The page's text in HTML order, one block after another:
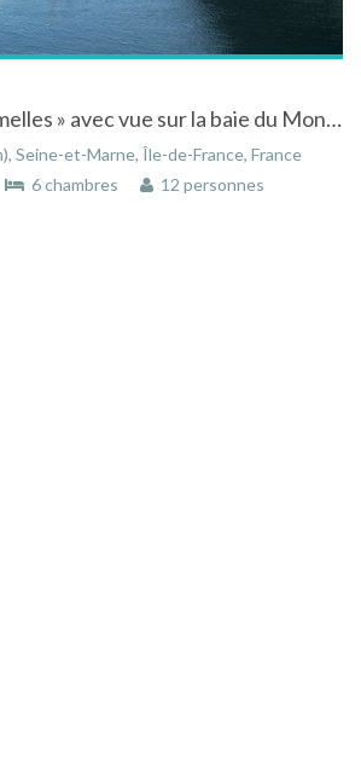
L'hôtel « Les Hermelles » avec vue sur la baie du Mont-Saint-Michel
Seine-et-Marne, Île-de-France, France
6 chambres 12 personnes